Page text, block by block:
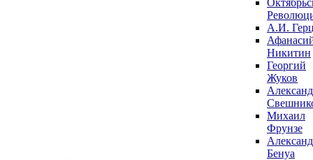
А.И.
Никитин
Георгий
Жуков
Михаил
Фрунзе
Бенуа